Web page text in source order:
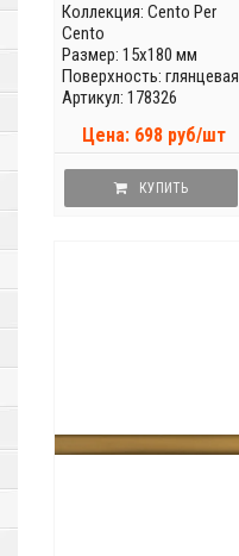
Коллекция: Cento Per
Cento
Размер: 15x180 мм
Поверхность: глянцевая
Артикул: 178326
Цена: 698 руб/шт
КУПИТЬ